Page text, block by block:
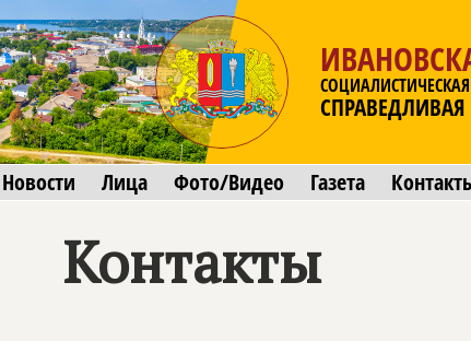
Новости Лица Фото/Видео Газета
Контакты